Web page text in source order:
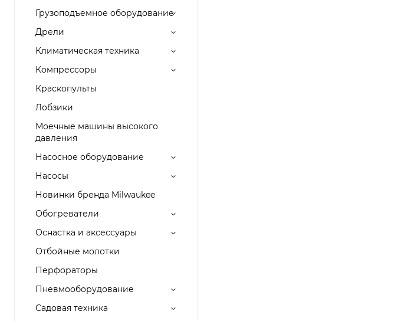
Грузоподъемное оборудование
Дрели
Климатическая техника
Компрессоры
Краскопульты
Лобзики
Моечные машины высокого
давления
Насосное оборудование
Насосы
Новинки бренда Milwaukee
Обогреватели
Оснастка и аксессуары
Отбойные молотки
Перфораторы
Пневмооборудование
Садовая техника